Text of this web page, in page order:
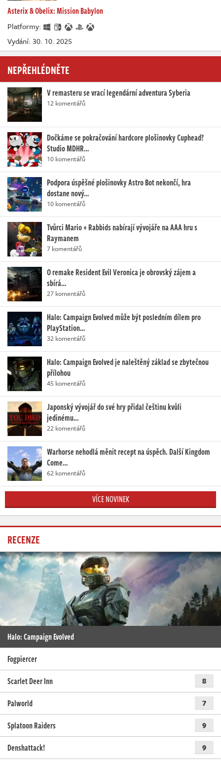
Asterix & Obelix: Mission Babylon
Platformy:
Vydání: 30. 10. 2025
NEPŘEHLÉDNĚTE
V remasteru se vrací legendární adventura Syberia
12 komentářů
Dočkáme se pokračování hardcore plošinovky Cuphead?
Studio MDHR…
10 komentářů
Podpora úspěšné plošinovky Astro Bot nekončí, hra
dostane nový…
10 komentářů
Tvůrci Mario + Rabbids nabírají vývojáře na AAA hru s
Raymanem
7 komentářů
O remake Resident Evil Veronica je obrovský zájem a
sbírá…
27 komentářů
Halo: Campaign Evolved může být posledním dílem pro
PlayStation…
32 komentářů
Halo: Campaign Evolved je naleštěný základ se zbytečnou
přílohou
45 komentářů
Japonský vývojář do své hry přidal češtinu kvůli
jedinému…
22 komentářů
Warhorse nehodlá měnit recept na úspěch. Další Kingdom
Come…
62 komentářů
VÍCE NOVINEK
RECENZE
Halo: Campaign Evolved
Fogpiercer
Scarlet Deer Inn
8
Palworld 7
Splatoon Raiders 9
Denshattack! 9